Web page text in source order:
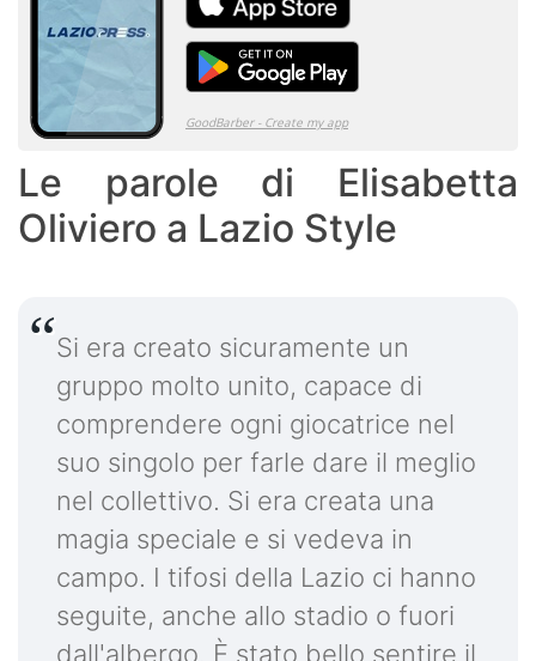
Le parole di Elisabetta
Oliviero a Lazio Style
Si era creato sicuramente un
gruppo molto unito, capace di
comprendere ogni giocatrice nel
suo singolo per farle dare il meglio
nel collettivo. Si era creata una
magia speciale e si vedeva in
campo. I tifosi della Lazio ci hanno
seguite, anche allo stadio o fuori
dall'albergo. È stato bello sentire il